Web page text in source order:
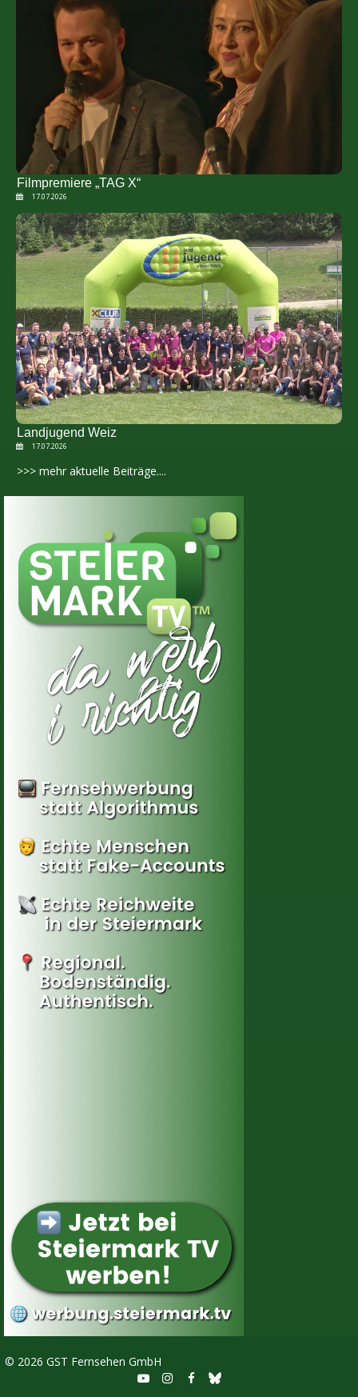
Filmpremiere „TAG X“
17.07.2026
Landjugend Weiz
17.07.2026
>>> mehr aktuelle Beiträge....
© 2026 GST Fernsehen GmbH
  